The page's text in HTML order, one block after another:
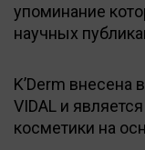
упоминание
научных
K’Derm внесена
VIDAL и
косметики на